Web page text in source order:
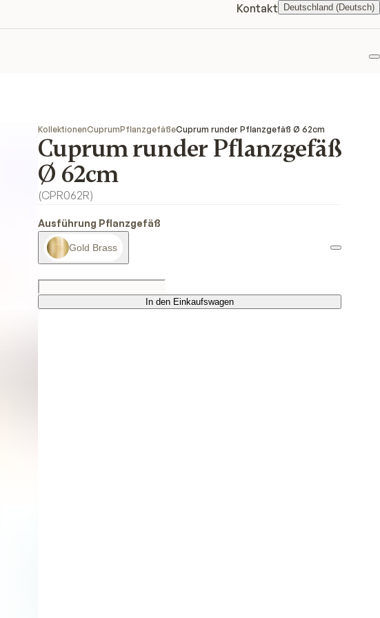
Kontakt Deutschland (Deutsch)
KollektionenCuprumPflanzgefäßeCuprum runder Pflanzgefäß Ø 62cm
Cuprum runder Pflanzgefäß
Ø 62cm
(CPR062R)
Ausführung Pflanzgefäß
Gold Brass
In den Einkaufswagen
In den Einkaufswagen